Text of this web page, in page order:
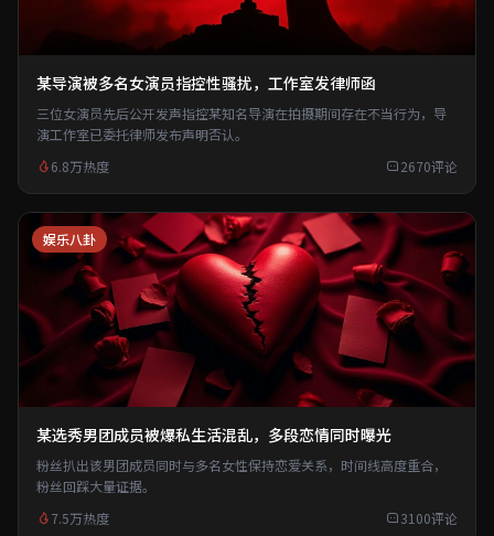
某导演被多名女演员指控性骚扰，工作室发律师函
三位女演员先后公开发声指控某知名导演在拍摄期间存在不当行为，导
演工作室已委托律师发布声明否认。
6.8万热度
2670评论
娱乐八卦
某选秀男团成员被爆私生活混乱，多段恋情同时曝光
粉丝扒出该男团成员同时与多名女性保持恋爱关系，时间线高度重合，
粉丝回踩大量证据。
7.5万热度
3100评论